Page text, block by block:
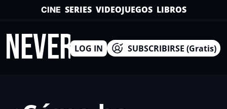
CINE SERIES VIDEOJUEGOS LIBROS
LOG IN SUBSCRIBIRSE (Gratis)